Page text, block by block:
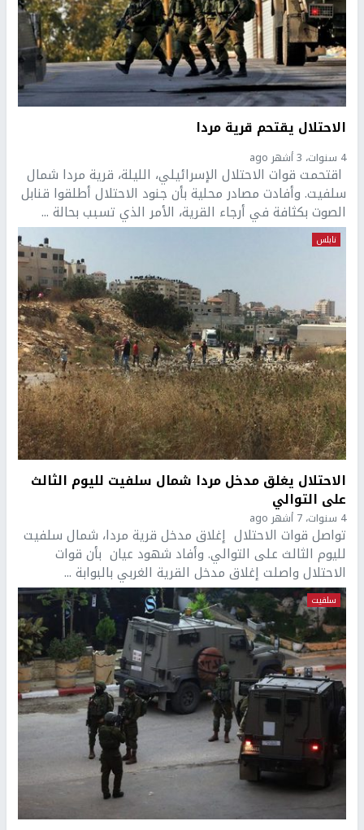
الاحتلال يقتحم قرية مردا
4 سنوات، 3 أشهر ago
اقتحمت قوات الاحتلال الإسرائيلي، الليلة، قرية مردا شمال
سلفيت. وأفادت مصادر محلية بأن جنود الاحتلال أطلقوا قنابل
الصوت بكثافة في أرجاء القرية، الأمر الذي تسبب بحالة ...
نابلس
الاحتلال يغلق مدخل مردا شمال سلفيت لليوم الثالث
على التوالي
4 سنوات، 7 أشهر ago
تواصل قوات الاحتلال إغلاق مدخل قرية مردا، شمال سلفيت
لليوم الثالث على التوالي. وأفاد شهود عيان بأن قوات
الاحتلال واصلت إغلاق مدخل القرية الغربي بالبوابة ...
سلفيت